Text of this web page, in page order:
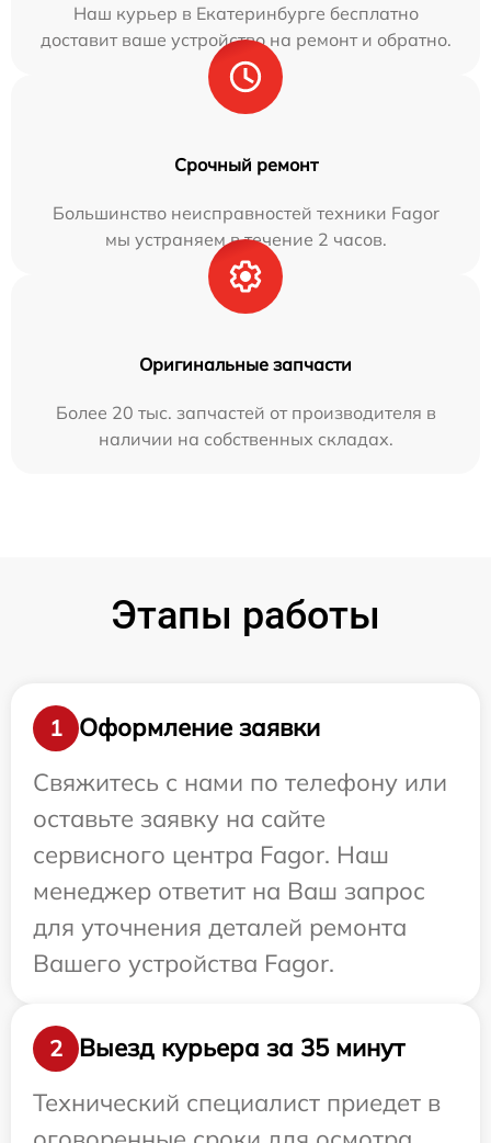
Наш курьер в Екатеринбурге бесплатно
доставит ваше устройство на ремонт и обратно.
Срочный ремонт
Большинство неисправностей техники Fagor
мы устраняем в течение 2 часов.
Оригинальные запчасти
Более 20 тыс. запчастей от производителя в
наличии на собственных складах.
Этапы работы
1
Оформление заявки
Свяжитесь с нами по телефону или
оставьте заявку на сайте
сервисного центра Fagor. Наш
менеджер ответит на Ваш запрос
для уточнения деталей ремонта
Вашего устройства Fagor.
2
Выезд курьера за 35 минут
Технический специалист приедет в